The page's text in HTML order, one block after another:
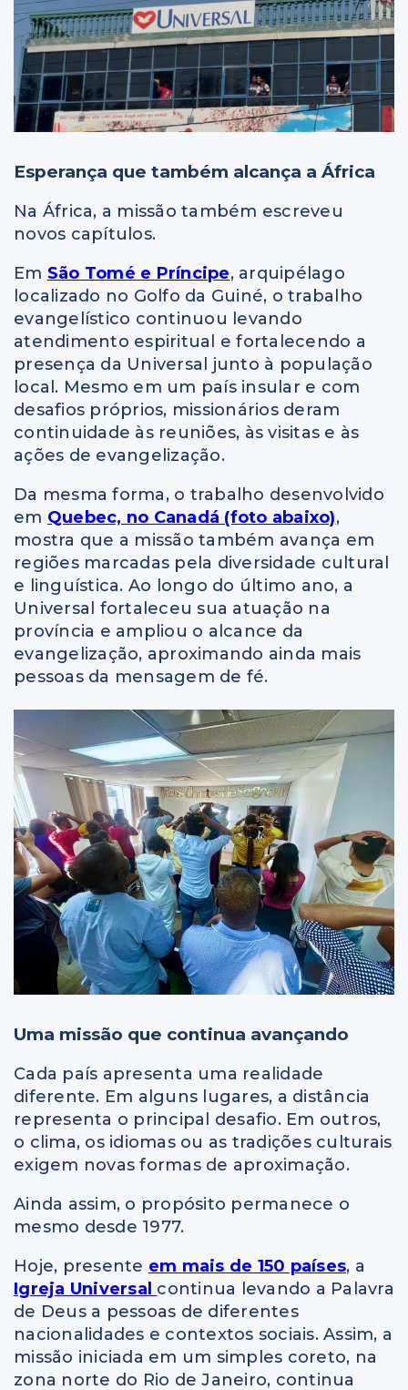
Esperança que também alcança a África
Na África, a missão também escreveu
novos capítulos.
Em São Tomé e Príncipe, arquipélago
localizado no Golfo da Guiné, o trabalho
evangelístico continuou levando
atendimento espiritual e fortalecendo a
presença da Universal junto à população
local. Mesmo em um país insular e com
desafios próprios, missionários deram
continuidade às reuniões, às visitas e às
ações de evangelização.
Da mesma forma, o trabalho desenvolvido
em Quebec, no Canadá (foto abaixo),
mostra que a missão também avança em
regiões marcadas pela diversidade cultural
e linguística. Ao longo do último ano, a
Universal fortaleceu sua atuação na
província e ampliou o alcance da
evangelização, aproximando ainda mais
pessoas da mensagem de fé.
Uma missão que continua avançando
Cada país apresenta uma realidade
diferente. Em alguns lugares, a distância
representa o principal desafio. Em outros,
o clima, os idiomas ou as tradições culturais
exigem novas formas de aproximação.
Ainda assim, o propósito permanece o
mesmo desde 1977.
Hoje, presente em mais de 150 países, a
Igreja Universal continua levando a Palavra
de Deus a pessoas de diferentes
nacionalidades e contextos sociais. Assim, a
missão iniciada em um simples coreto, na
zona norte do Rio de Janeiro, continua